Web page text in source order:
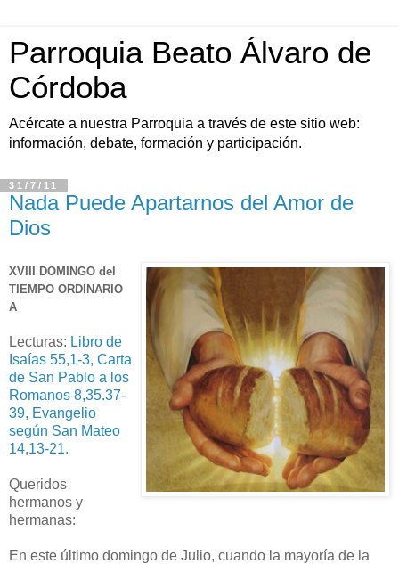
Parroquia Beato Álvaro de
Córdoba
Acércate a nuestra Parroquia a través de este sitio web:
información, debate, formación y participación.
31/7/11
Nada Puede Apartarnos del Amor de
Dios
XVIII DOMINGO del
TIEMPO ORDINARIO
A
Lecturas: Libro de
Isaías 55,1-3, Carta
de San Pablo a los
Romanos 8,35.37-
39, Evangelio
según San Mateo
14,13-21.
Queridos
hermanos y
hermanas:
En este último domingo de Julio, cuando la mayoría de la